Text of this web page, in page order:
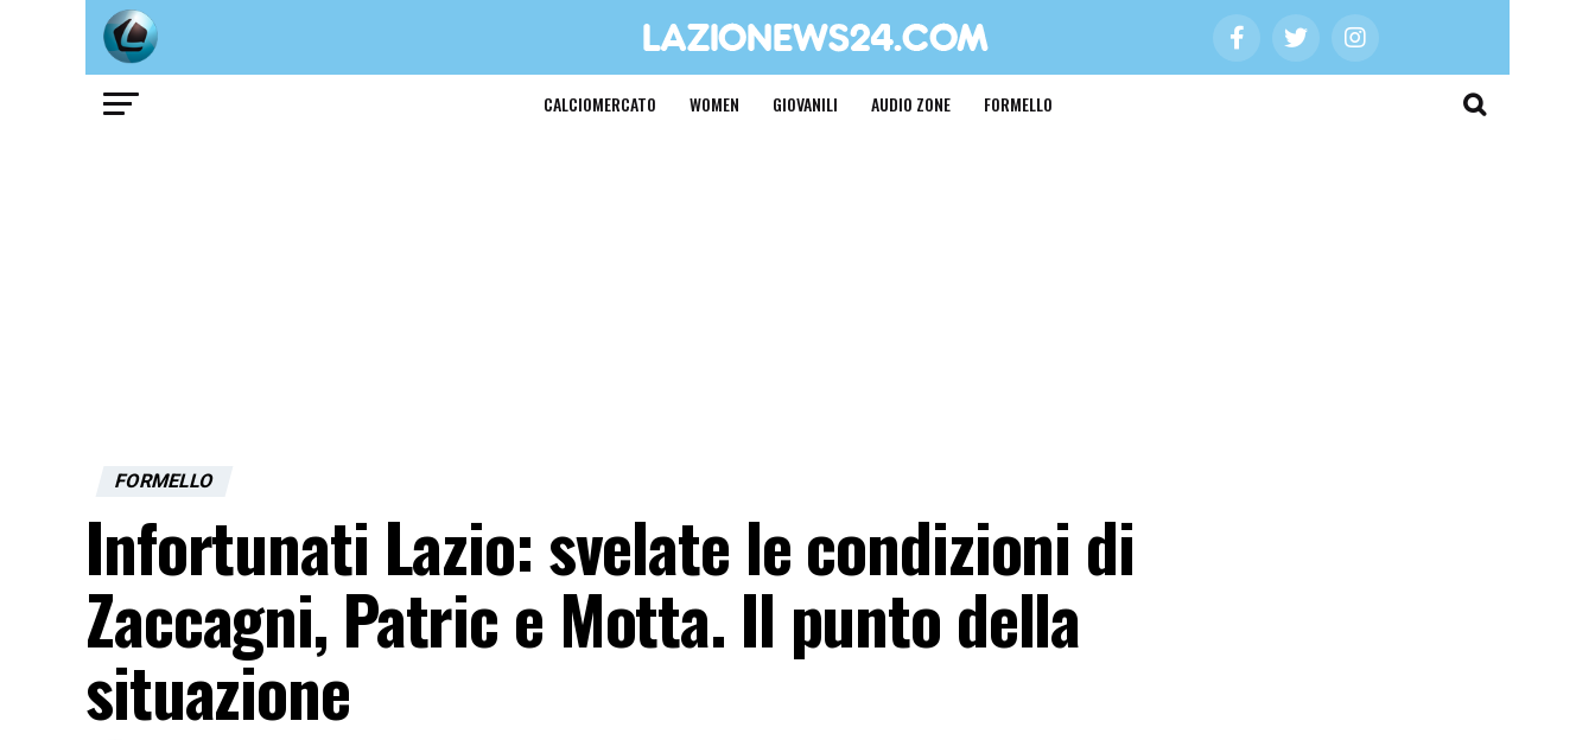
CALCIOMERCATO WOMEN GIOVANILI AUDIO ZONE FORMELLO
FORMELLO
Infortunati Lazio: svelate le condizioni di
Zaccagni, Patric e Motta. Il punto della
situazione